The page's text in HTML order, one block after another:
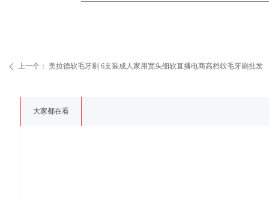
大家都在看
ꄴ 上一个： 美拉德软毛牙刷 6支装成人家用宽头细软直播电商高档软毛牙刷批发